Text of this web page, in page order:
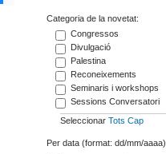
Categoria de la novetat:
Congressos
Divulgació
Palestina
Reconeixements
Seminaris i workshops
Sessions Conversatori
Seleccionar Tots Cap
Per data (format: dd/mm/aaaa)